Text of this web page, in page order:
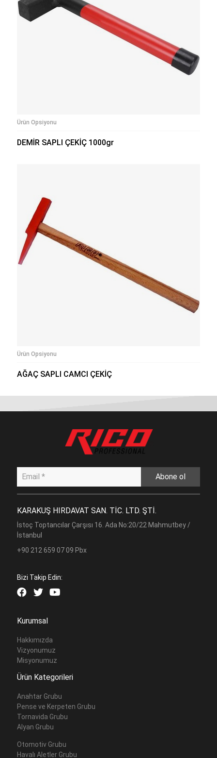
Ürün Opsiyonu
DEMİR SAPLI ÇEKİÇ 1000gr
Ürün Opsiyonu
AĞAÇ SAPLI CAMCI ÇEKİÇ
Abone ol
KARAKUŞ HIRDAVAT SAN. TİC. LTD. ŞTİ.
İstoç Toptancılar Çarşısı 16. Ada No:20/22 Mahmutbey /
İstanbul
+90 212 659 07 09 Pbx
Bizi Takip Edin:
Kurumsal
Hakkımızda
Vizyonumuz
Misyonumuz
Ürün Kategorileri
Anahtar Grubu
Pense ve Kerpeten Grubu
Tornavida Grubu
Alyan Grubu
Otomotiv Grubu
Havalı Aletler Grubu